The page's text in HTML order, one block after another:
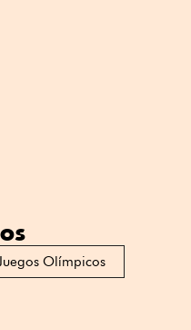
Olímpicos